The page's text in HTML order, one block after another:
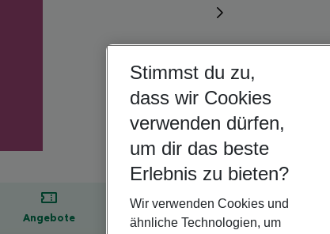
Angebote Hotelbeschreibung
Stimmst du zu,
dass wir Cookies
verwenden dürfen,
um dir das beste
Erlebnis zu bieten?
Wir verwenden Cookies und
ähnliche Technologien, um